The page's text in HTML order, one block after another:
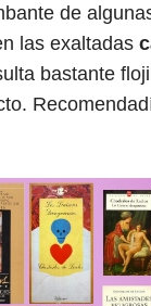
de
las exaltadas
bastante